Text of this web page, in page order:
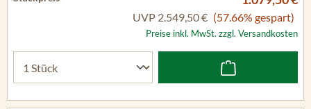
UVP 2.549,50 € (57.66% gespart)
Preise inkl. MwSt. zzgl. Versandkosten